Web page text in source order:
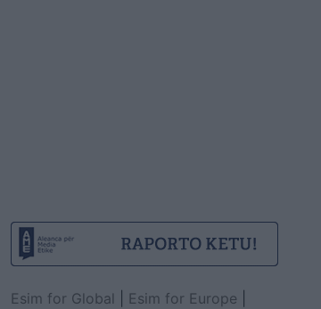
Esim for Global Esim for Europe